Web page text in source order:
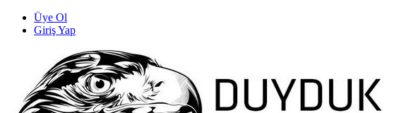
Üye Ol
Giriş Yap